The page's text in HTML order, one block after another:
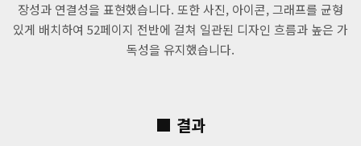
장성과 연결성을 표현했습니다. 또한 사진, 아이콘, 그래프를 균형
있게 배치하여 52페이지 전반에 걸쳐 일관된 디자인 흐름과 높은 가
독성을 유지했습니다.
■ 결과